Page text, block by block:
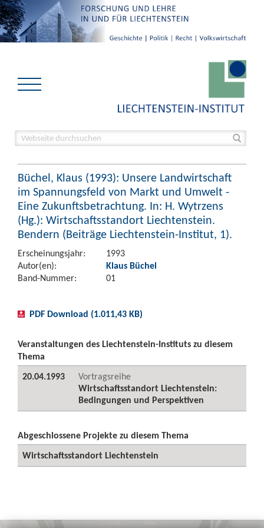
Büchel, Klaus (1993): Unsere Landwirtschaft
im Spannungsfeld von Markt und Umwelt -
Eine Zukunftsbetrachtung. In: H. Wytrzens
(Hg.): Wirtschaftsstandort Liechtenstein.
Bendern (Beiträge Liechtenstein-Institut, 1).
Erscheinungsjahr:
1993
Autor(en):
Klaus Büchel
Band-Nummer:
01
PDF Download (1.011,43 KB)
Veranstaltungen des Liechtenstein-Instituts zu diesem
Thema
20.04.1993
Vortragsreihe
Wirtschaftsstandort Liechtenstein:
Bedingungen und Perspektiven
Abgeschlossene Projekte zu diesem Thema
Wirtschaftsstandort Liechtenstein